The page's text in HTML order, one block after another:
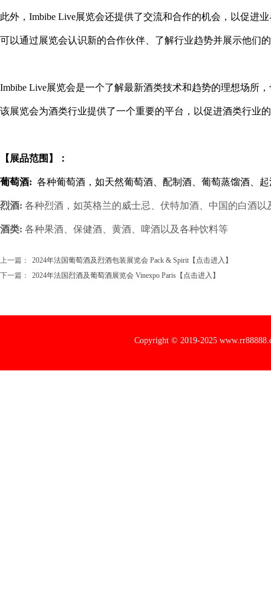
此外，Imbibe Live展览会还提供了交流和合作的机会，以促进
可以通过展览会认识新的合作伙伴、了解行业趋势并展示他们
Imbibe Live展览会是一个了解最新酒类技术和趋势的理想场所
该展览会为酒类行业提供了一个重要的平台，以促进酒类行业
【展品范围】：
葡萄酒: 各种葡萄酒，如天然葡萄酒、配制酒、葡萄蒸馏酒、
烈酒: 各种烈酒，如英格兰的威士忌、伏特加酒、中国的白酒以
酒类: 各种果酒、保健酒、黄酒、啤酒以及各种饮料等
上一篇：
2024年法国葡萄酒及烈酒包装展览会 Pack & Spirit【点击进入】
下一篇：
2024年法国烈酒及葡萄酒展览会 Vinexpo Paris【点击进入】
Copyright © 2019-2025